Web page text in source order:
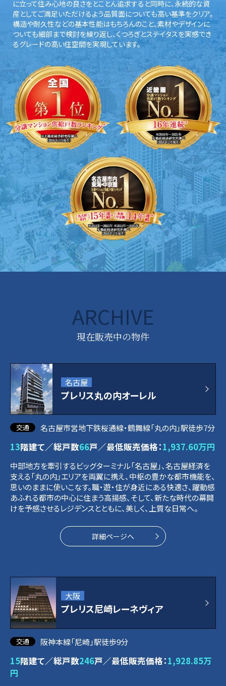
に立って住み心地の良さをとことん追求すると同時に、永続的な資
産としてご満足いただけるよう品質面についても高い基準をクリア。
構造や耐久性などの基本性能はもちろんのこと、素材やデザインに
ついても細部まで検討を繰り返し、くつろぎとステイタスを実感でき
るグレードの高い住空間を実現しています。
ARCHIVE
現在販売中の物件
名古屋
プレリス丸の内オーレル
名古屋市営地下鉄桜通線・鶴舞線「丸の内」駅徒歩7分
13階建て／総戸数66戸／最低販売価格：1,937.60万円
中部地方を牽引するビッグターミナル「名古屋」、名古屋経済を
支える「丸の内」エリアを両翼に携え、中枢の豊かな都市機能を、
思いのままに使いこなす。職・遊・住が身近にある快適さ、躍動感
あふれる都市の中心に住まう高揚感、そして、新たな時代の幕開
けを予感させるレジデンスとともに、美しく、上質な日常へ。
詳細ページへ
大阪
プレリス尼崎レーネヴィア
阪神本線「尼崎」駅徒歩9分
15階建て／総戸数246戸／最低販売価格：1,928.85万
円